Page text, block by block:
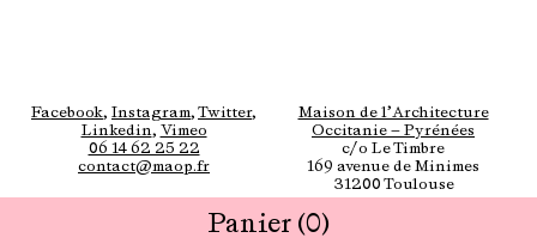
Panier (0)
Facebook, Instagram, Twitter,
Linkedin, Vimeo
Maison de l’Architecture
Occitanie — Pyrénées
06 14 62 25 22
contact@maop.fr
c/o Le Timbre
169 avenue de Minimes
31200 Toulouse